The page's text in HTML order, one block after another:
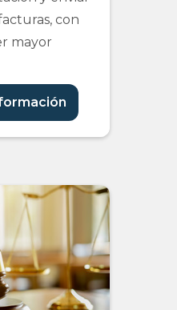
con
mayor